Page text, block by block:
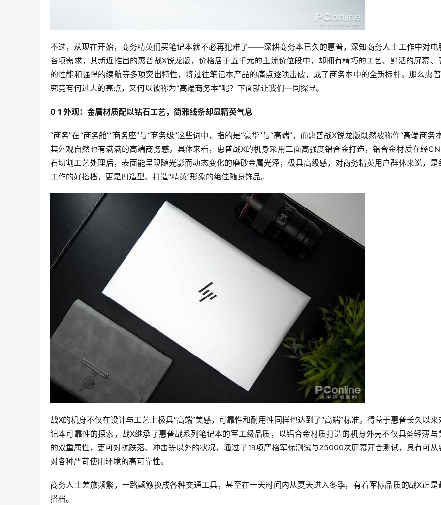
不过，从现在开始，商务精英们买笔记本就不必再犯难了——深耕商务本已久的惠普，深知商务人士工作中对电
各项需求，其新近推出的惠普战X锐龙版，价格居于五千元的主流价位段中，却拥有精巧的工艺、鲜活的屏幕、
的性能和强悍的续航等多项突出特性，将过往笔记本产品的痛点逐项击破，成了商务本中的全新标杆。那么惠
究竟有何过人的亮点，又何以被称为“高端商务本”呢？下面就让我们一同探寻。
0 1 外观：金属材质配以钻石工艺，简雅线条却显精英气息
“商务”在“商务舱”“商务座”与“商务级”这些词中，指的是“豪华”与“高端”，而惠普战X锐龙版既然被称作“高端商务本
其外观自然也有满满的高端商务感。具体来看，惠普战X的机身采用三面高强度铝合金打造，铝合金材质在经
石切割工艺处理后，表面能呈现随光影而动态变化的磨砂金属光泽，极具高级感，对商务精英用户群体来说，是
工作的好搭档，更是凹造型、打造“精英”形象的绝佳随身饰品。
战X的机身不仅在设计与工艺上极具“高端”美感，可靠性和耐用性同样也达到了“高端”标准。得益于惠普长久以来
记本可靠性的探索，战X继承了惠普战系列笔记本的军工级品质，以铝合金材质打造的机身外壳不仅具备轻薄与
的双重属性，更可对抗跌落、冲击等以外的状况，通过了19项严格军标测试与25000次屏幕开合测试，具有可从
对各种严苛使用环境的高可靠性。
商务人士差旅频繁，一路颠簸换成各种交通工具，甚至在一天时间内从夏天进入冬季，有着军标品质的战X正是
搭档。